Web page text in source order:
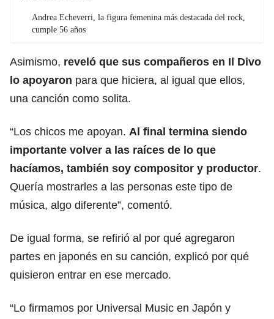
Andrea Echeverri, la figura femenina más destacada del rock,
cumple 56 años
Asimismo, reveló que sus compañeros en Il Divo
lo apoyaron para que hiciera, al igual que ellos,
una canción como solita.
“Los chicos me apoyan. Al final termina siendo
importante volver a las raíces de lo que
hacíamos, también soy compositor y productor.
Quería mostrarles a las personas este tipo de
música, algo diferente”, comentó.
De igual forma, se refirió al por qué agregaron
partes en japonés en su canción, explicó por qué
quisieron entrar en ese mercado.
“Lo firmamos por Universal Music en Japón y